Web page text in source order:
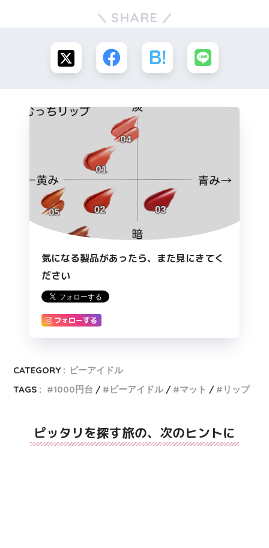
SHARE
気になる製品があったら、また見にきてく
ださい
フォローする
CATEGORY : ビーアイドル
TAGS :
1000円台 ビーアイドル マット リップ
ピッタリを探す旅の、次のヒントに